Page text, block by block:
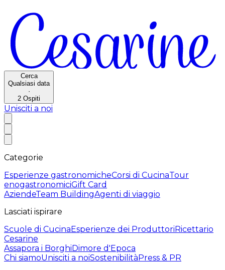
Cerca
Qualsiasi data
·
2 Ospiti
Unisciti a noi
Categorie
Esperienze gastronomicheCorsi di CucinaTour
enogastronomiciGift Card
AziendeTeam BuildingAgenti di viaggio
Lasciati ispirare
Scuole di CucinaEsperienze dei ProduttoriRicettario
Cesarine
Assapora i BorghiDimore d'Epoca
Chi siamoUnisciti a noiSostenibilitàPress & PR